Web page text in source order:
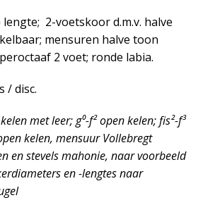
2-voetskoor d.m.v. halve
mensuren halve toon
2 voet; ronde labia.
/ disc.
met leer; g⁰-f² open kelen; fis²-f³
kelen, mensuur Vollebregt
en stevels mahonie, naar voorbeeld
en -lengtes naar